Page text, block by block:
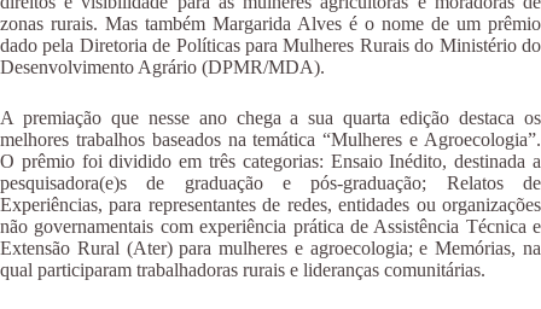
zonas rurais. Mas também Margarida Alves é o nome de um prêmio
dado pela Diretoria de Políticas para Mulheres Rurais do Ministério do
Desenvolvimento Agrário (DPMR/MDA).
A premiação que nesse ano chega a sua quarta edição destaca os
melhores trabalhos baseados na temática “Mulheres e Agroecologia”.
O prêmio foi dividido em três categorias: Ensaio Inédito, destinada a
pesquisadora(e)s de graduação e pós-graduação; Relatos de
Experiências, para representantes de redes, entidades ou organizações
não governamentais com experiência prática de Assistência Técnica e
Extensão Rural (Ater) para mulheres e agroecologia; e Memórias, na
qual participaram trabalhadoras rurais e lideranças comunitárias.